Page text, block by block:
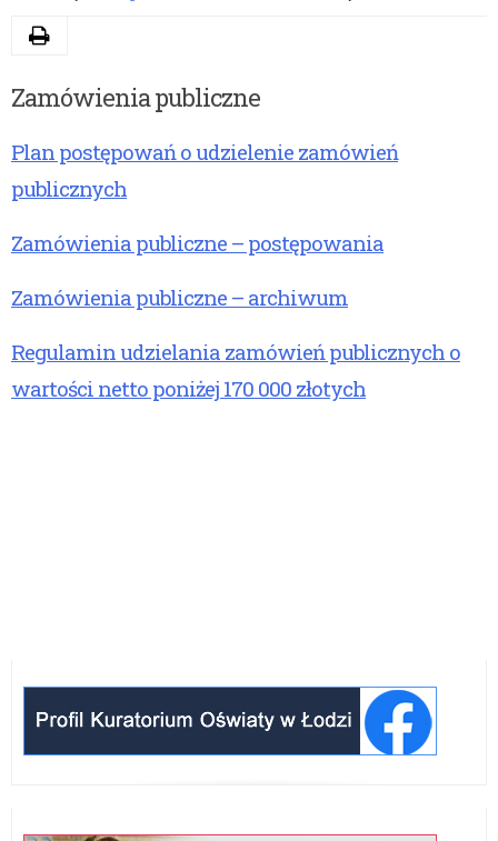
Zamówienia publiczne
Plan postępowań o udzielenie zamówień
publicznych
Zamówienia publiczne – postępowania
Zamówienia publiczne – archiwum
Regulamin udzielania zamówień publicznych o
wartości netto poniżej 170 000 złotych
Drukuj